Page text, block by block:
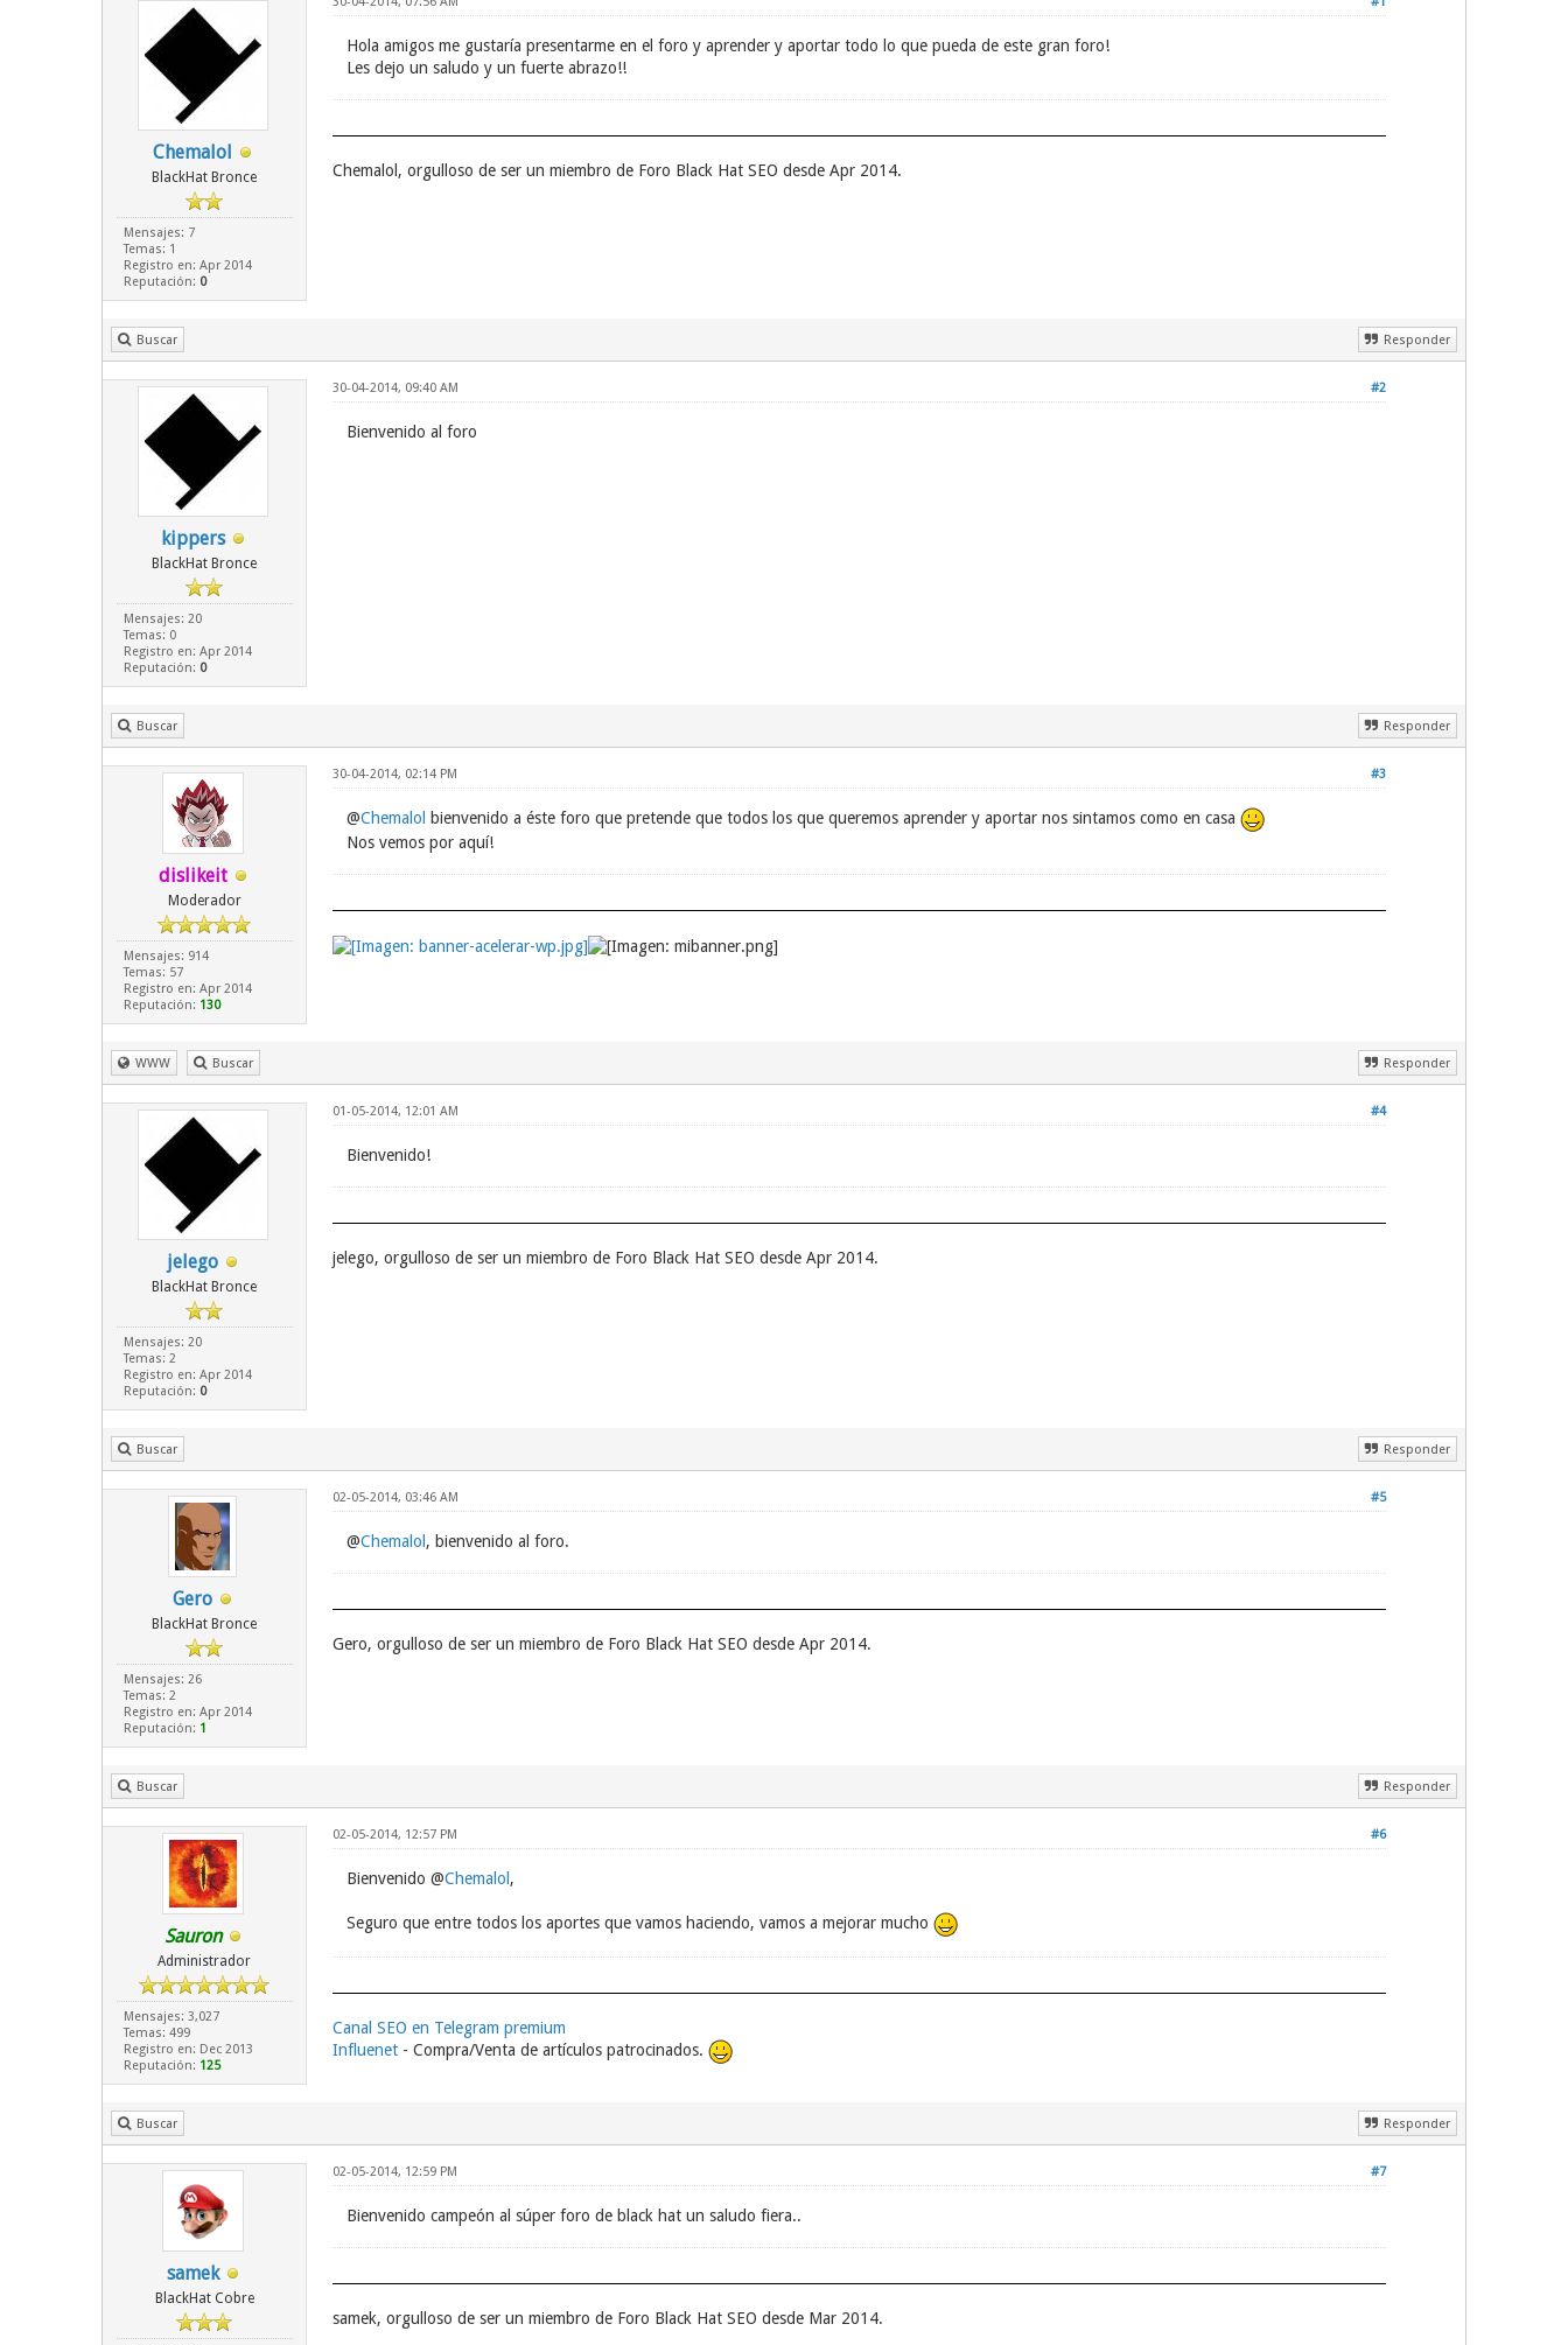
Chemalol
BlackHat Bronce
Mensajes: 7
Temas: 1
Registro en: Apr 2014
Reputación: 0
Hola amigos me gustaría presentarme en el foro y aprender y aportar todo lo que pueda de este gran foro!
Les dejo un saludo y un fuerte abrazo!!
Chemalol, orgulloso de ser un miembro de Foro Black Hat SEO desde Apr 2014.
Buscar Responder
kippers
BlackHat Bronce
Mensajes: 20
Temas: 0
Registro en: Apr 2014
Reputación: 0
#2
30-04-2014, 09:40 AM
Bienvenido al foro
Buscar Responder
dislikeit
Moderador
Mensajes: 914
Temas: 57
Registro en: Apr 2014
Reputación: 130
#3
30-04-2014, 02:14 PM
@Chemalol bienvenido a éste foro que pretende que todos los que queremos aprender y aportar nos sintamos como en casa
Nos vemos por aquí!
WWW Buscar Responder
jelego
BlackHat Bronce
Mensajes: 20
Temas: 2
Registro en: Apr 2014
Reputación: 0
#4
01-05-2014, 12:01 AM
Bienvenido!
jelego, orgulloso de ser un miembro de Foro Black Hat SEO desde Apr 2014.
Buscar Responder
Gero
BlackHat Bronce
Mensajes: 26
Temas: 2
Registro en: Apr 2014
Reputación: 1
#5
02-05-2014, 03:46 AM
@Chemalol , bienvenido al foro.
Gero, orgulloso de ser un miembro de Foro Black Hat SEO desde Apr 2014.
Buscar Responder
Sauron
Administrador
Mensajes: 3,027
Temas: 499
Registro en: Dec 2013
Reputación: 125
#6
02-05-2014, 12:57 PM
Bienvenido @Chemalol ,
Seguro que entre todos los aportes que vamos haciendo, vamos a mejorar mucho
Canal SEO en Telegram premium
Influenet- Compra/Venta de artículos patrocinados.
Buscar Responder
samek
BlackHat Cobre
#7
02-05-2014, 12:59 PM
Bienvenido campeón al súper foro de black hat un saludo fiera..
samek, orgulloso de ser un miembro de Foro Black Hat SEO desde Mar 2014.